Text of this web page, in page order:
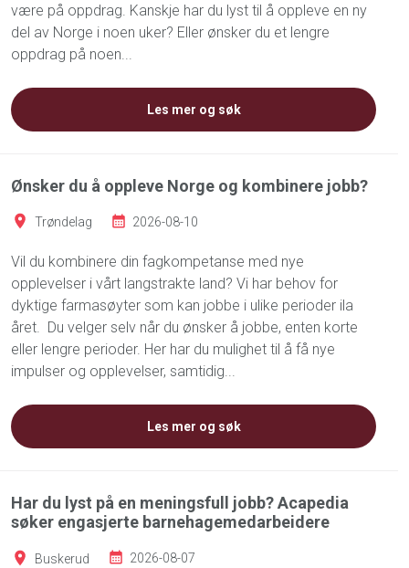
være på oppdrag. Kanskje har du lyst til å oppleve en ny
del av Norge i noen uker? Eller ønsker du et lengre
oppdrag på noen...
Les mer og søk
Ønsker du å oppleve Norge og kombinere jobb?
Trøndelag 2026-08-10
Vil du kombinere din fagkompetanse med nye
opplevelser i vårt langstrakte land? Vi har behov for
dyktige farmasøyter som kan jobbe i ulike perioder ila
året. Du velger selv når du ønsker å jobbe, enten korte
eller lengre perioder. Her har du mulighet til å få nye
impulser og opplevelser, samtidig...
Les mer og søk
Har du lyst på en meningsfull jobb? Acapedia
søker engasjerte barnehagemedarbeidere
Buskerud 2026-08-07